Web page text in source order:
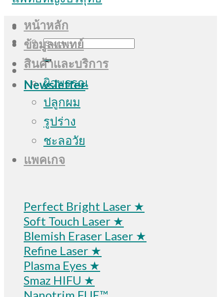
Search
for:
Newsletter
หน้าหลัก
ข้อมูลแพทย์
สินค้าและบริการ
ผิวพรรณ
ปลูกผม
รูปร่าง
ชะลอวัย
แพคเกจ
Perfect Bright Laser ★
Soft Touch Laser ★
Blemish Eraser Laser ★
Refine Laser ★
Plasma Eyes ★
Smaz HIFU ★